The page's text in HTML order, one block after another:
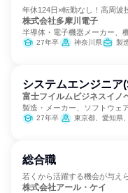
年休124日×転勤なし！高周波
株式会社多摩川電子
半導体・電子機器メーカー、
27年卒 神奈川県 製
システムエンジニア
富士フイルムビジネスイノ
製造・メーカー、ソフトウェ
27年卒 東京都、愛知県、
総合職
若くから活躍する機会が与え
株式会社アール・ケイ